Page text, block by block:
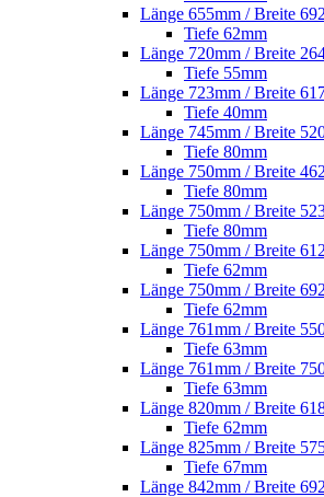
Länge 655mm / Breite
Tiefe 62mm
Länge 720mm / Breite
Tiefe 55mm
Länge 723mm / Breite
Tiefe 40mm
Länge 745mm / Breite
Tiefe 80mm
Länge 750mm / Breite
Tiefe 80mm
Länge 750mm / Breite
Tiefe 80mm
Länge 750mm / Breite
Tiefe 62mm
Länge 750mm / Breite
Tiefe 62mm
Länge 761mm / Breite
Tiefe 63mm
Länge 761mm / Breite
Tiefe 63mm
Länge 820mm / Breite
Tiefe 62mm
Länge 825mm / Breite
Tiefe 67mm
Länge 842mm / Breite